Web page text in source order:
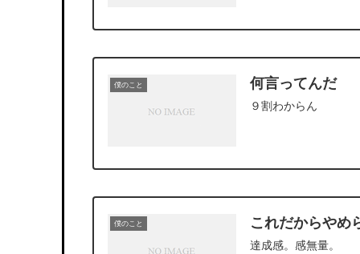
僕のこと 何言ってんだ
９割わからん
僕のこと これだからやめ
達成感。感無量。